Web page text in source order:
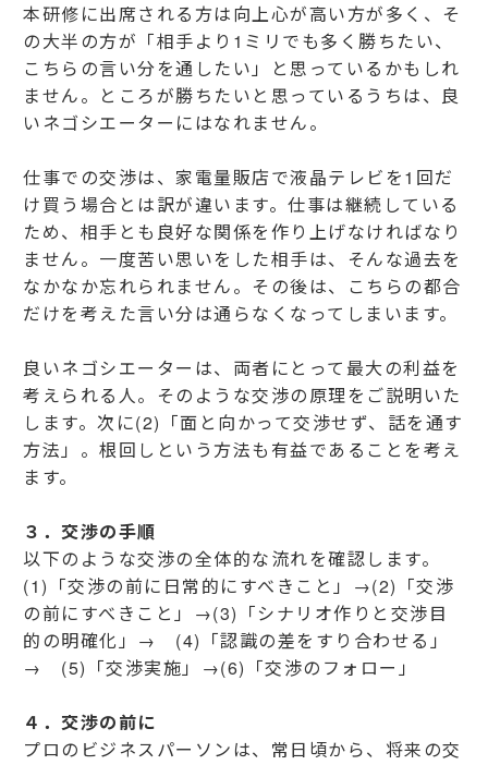
本研修に出席される方は向上心が高い方が多く、そ
の大半の方が「相手より1ミリでも多く勝ちたい、
こちらの言い分を通したい」と思っているかもしれ
ません。ところが勝ちたいと思っているうちは、良
いネゴシエーターにはなれません。
仕事での交渉は、家電量販店で液晶テレビを1回だ
け買う場合とは訳が違います。仕事は継続している
ため、相手とも良好な関係を作り上げなければなり
ません。一度苦い思いをした相手は、そんな過去を
なかなか忘れられません。その後は、こちらの都合
だけを考えた言い分は通らなくなってしまいます。
良いネゴシエーターは、両者にとって最大の利益を
考えられる人。そのような交渉の原理をご説明いた
します。次に(2)「面と向かって交渉せず、話を通す
方法」。根回しという方法も有益であることを考え
ます。
３．交渉の手順
以下のような交渉の全体的な流れを確認します。
(1)「交渉の前に日常的にすべきこと」→(2)「交渉
の前にすべきこと」→(3)「シナリオ作りと交渉目
的の明確化」→ (4)「認識の差をすり合わせる」
→ (5)「交渉実施」→(6)「交渉のフォロー」
４．交渉の前に
プロのビジネスパーソンは、常日頃から、将来の交